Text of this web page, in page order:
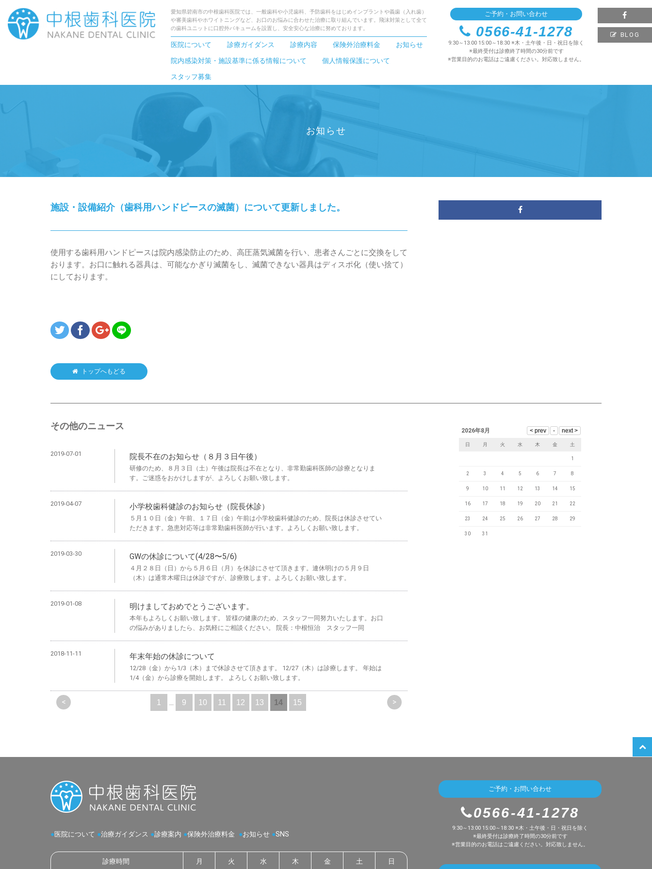
愛知県碧南市の中根歯科医院では、一般歯科や小児歯科、予防歯科をはじめインプラントや義歯（入れ歯）
や審美歯科やホワイトニングなど、お口のお悩みに合わせた治療に取り組んでいます。飛沫対策として全て
の歯科ユニットに口腔外バキュームを設置し、安全安心な治療に努めております。
医院について 診療ガイダンス 診療内容 保険外治療料金
お知らせ
院内感染対策・施設基準に係る情報について
個人情報保護について
スタッフ募集
ご予約・お問い合わせ
0566-41-1278
9:30～13:00 15:00～18:30 ※木・土午後・日・祝日を除く
※最終受付は診療終了時間の30分前です
※営業目的のお電話はご遠慮ください。対応致しません。
BLOG
お知らせ
施設・設備紹介（歯科用ハンドピースの滅菌）について更新しました。
使用する歯科用ハンドピースは院内感染防止のため、高圧蒸気滅菌を行い、患者さんごとに交換をして
おります。お口に触れる器具は、可能なかぎり滅菌をし、滅菌できない器具はディスポ化（使い捨て）
にしております。
トップへもどる
その他のニュース
2019-07-01 院長不在のお知らせ（８月３日午後）
研修のため、８月３日（土）午後は院長は不在となり、非常勤歯科医師の診療となりま
す。ご迷惑をおかけしますが、よろしくお願い致します。
2019-04-07 小学校歯科健診のお知らせ（院長休診）
５月１０日（金）午前、１７日（金）午前は小学校歯科健診のため、院長は休診させてい
ただきます。急患対応等は非常勤歯科医師が行います。よろしくお願い致します。
2019-03-30 GWの休診について(4/28〜5/6)
４月２８日（日）から５月６日（月）を休診にさせて頂きます。連休明けの５月９日
（木）は通常木曜日は休診ですが、診療致します。よろしくお願い致します。
2019-01-08 明けましておめでとうございます。
本年もよろしくお願い致します。 皆様の健康のため、スタッフ一同努力いたします。お口
の悩みがありましたら、お気軽にご相談ください。 院長：中根恒治 スタッフ一同
2018-11-11 年末年始の休診について
12/28（金）から1/3（木）まで休診させて頂きます。 12/27（木）は診療します。 年始は
1/4（金）から診療を開始します。 よろしくお願い致します。
< 1 ... 9 10 11 12 13 14 15 >
2026年8月
日 月 火 水 木 金 土
1
2 3 4 5 6 7 8
9 10 11 12 13 14 15
16 17 18 19 20 21 22
23 24 25 26 27 28 29
30 31
●医院について ●治療ガイダンス ●診療案内 ●保険外治療料金 ●お知らせ ●SNS
診療時間 月 火 水 木 金 土 日
ご予約・お問い合わせ
0566-41-1278
9:30～13:00 15:00～18:30 ※木・土午後・日・祝日を除く
※最終受付は診療終了時間の30分前です
※営業目的のお電話はご遠慮ください。対応致しません。